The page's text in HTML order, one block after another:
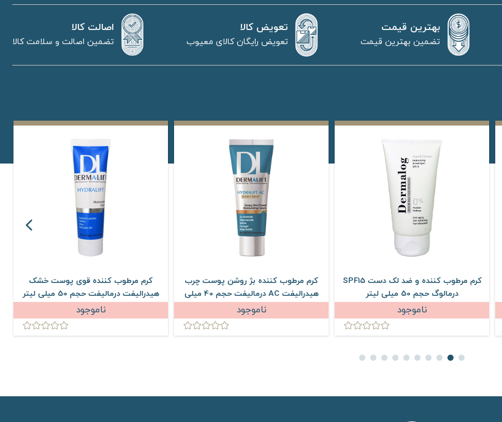
بهترین قیمت
تضمین بهترین قیمت
تعویض کالا
تعویض رایگان کالای معیوب
اصالت کالا
تضمین اصالت و سلامت کالا
کرم مرطوب کننده و ضد لک دست SPF15
درمالوگ حجم 50 میلی لیتر
ناموجود
کرم مرطوب کننده بژ روشن پوست چرب
هیدرالیفت AC درمالیفت حجم 40 میلی
لیتر
ناموجود
کرم مرطوب کننده قوی پوست خشک
هیدرالیفت درمالیفت حجم 50 میلی لیتر
ناموجود